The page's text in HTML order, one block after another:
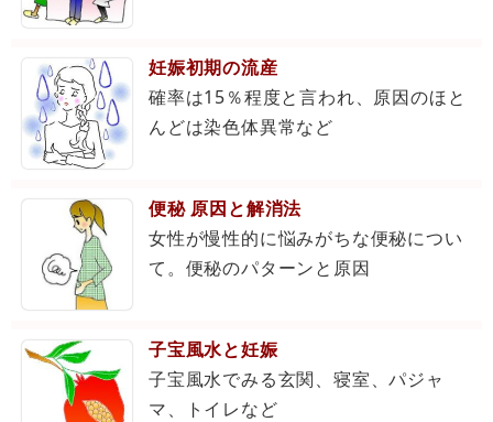
妊娠初期の流産
確率は15％程度と言われ、原因のほと
んどは染色体異常など
便秘 原因と解消法
女性が慢性的に悩みがちな便秘につい
て。便秘のパターンと原因
子宝風水と妊娠
子宝風水でみる玄関、寝室、パジャ
マ、トイレなど